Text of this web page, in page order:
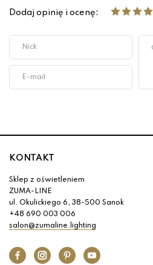
Dodaj opinię i ocenę:
KONTAKT
Sklep z oświetleniem
ZUMA-LINE
ul. Okulickiego 6, 38-500 Sanok
+48 690 003 006
salon@zumaline.lighting